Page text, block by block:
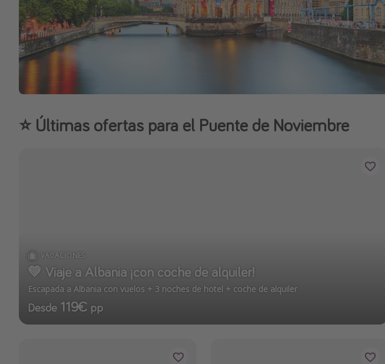
⭐️ Últimas ofertas para el Puente de Noviembre
VACACIONES
💚 Viaje a Albania ¡con coche de alquiler!
Escapada a Albania con vuelos + 3 noches de hotel + coche de alquiler
Desde 119€ pp